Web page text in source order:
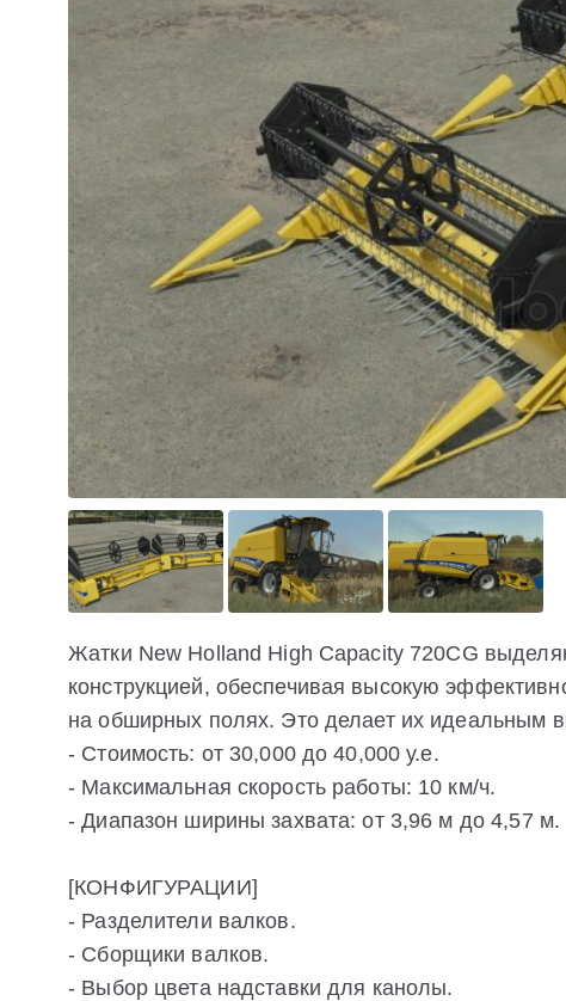
Жатки New Holland High Capacity 720CG
конструкцией, обеспечивая высокую
на обширных полях. Это делает их идеальным
- Стоимость: от 30,000 до 40,000 у.е.
- Максимальная скорость работы: 10 км/ч.
- Диапазон ширины захвата: от 3,96 м до 4,57 м.
[КОНФИГУРАЦИИ]
- Разделители валков.
- Сборщики валков.
- Выбор цвета надставки для канолы.